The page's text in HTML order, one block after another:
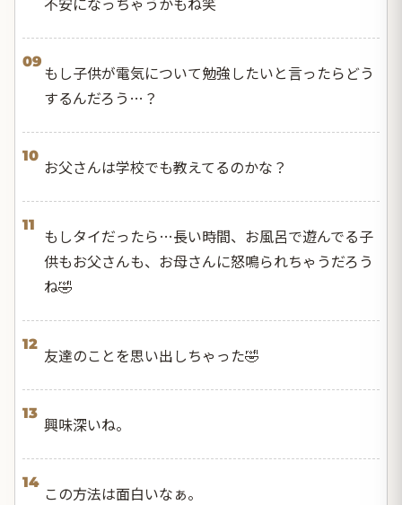
09
もし子供が電気について勉強したいと言ったらどう
するんだろう…？
10
お父さんは学校でも教えてるのかな？
11
もしタイだったら…長い時間、お風呂で遊んでる子
供もお父さんも、お母さんに怒鳴られちゃうだろう
ね🤣
12
友達のことを思い出しちゃった🤣
13
興味深いね。
14
この方法は面白いなぁ。